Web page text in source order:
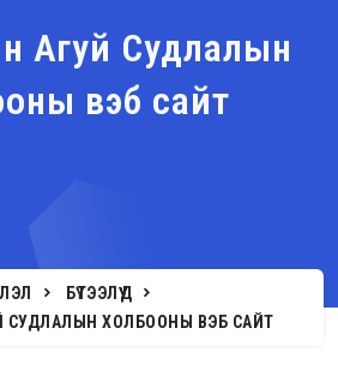
Агуй Судлалын
вэб сайт
БҮТЭЭЛҮҮД
СУДЛАЛЫН ХОЛБООНЫ ВЭБ САЙТ